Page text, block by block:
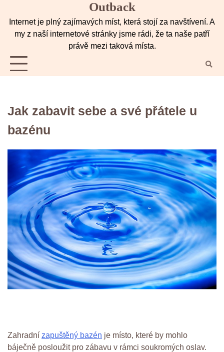
Outback
Internet je plný zajímavých míst, která stojí za navštívení. A
my z naší internetové stránky jsme rádi, že ta naše patří
právě mezi taková místa.
Jak zabavit sebe a své přátele u
bazénu
Zahradní zapuštěný bazén je místo, které by mohlo
báječně posloužit pro zábavu v rámci soukromých oslav.